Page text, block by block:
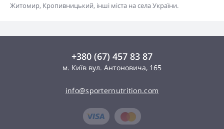
Житомир, Кропивницький, інші міста на села України.
+380 (67) 457 83 87
м. Київ вул. Антоновича, 165
info@sporternutrition.com